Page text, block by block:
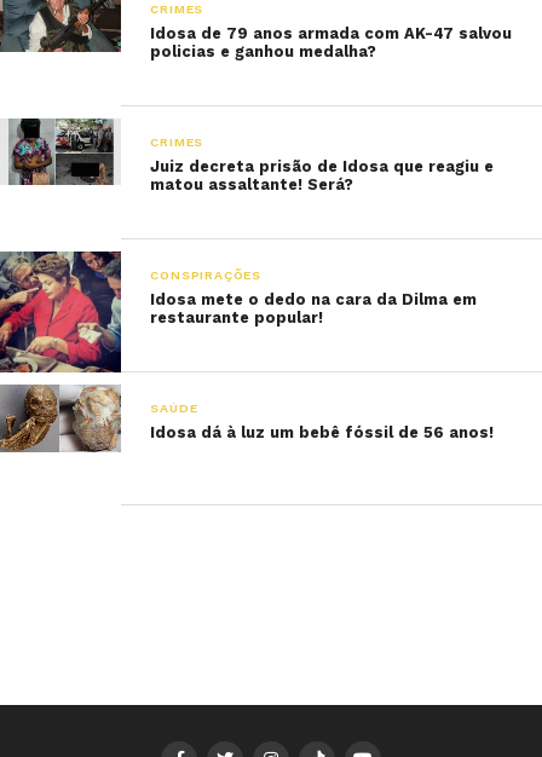
CRIMES
Idosa de 79 anos armada com AK-47 salvou
policias e ganhou medalha?
CRIMES
Juiz decreta prisão de Idosa que reagiu e
matou assaltante! Será?
CONSPIRAÇÕES
Idosa mete o dedo na cara da Dilma em
restaurante popular!
SAÚDE
Idosa dá à luz um bebê fóssil de 56 anos!